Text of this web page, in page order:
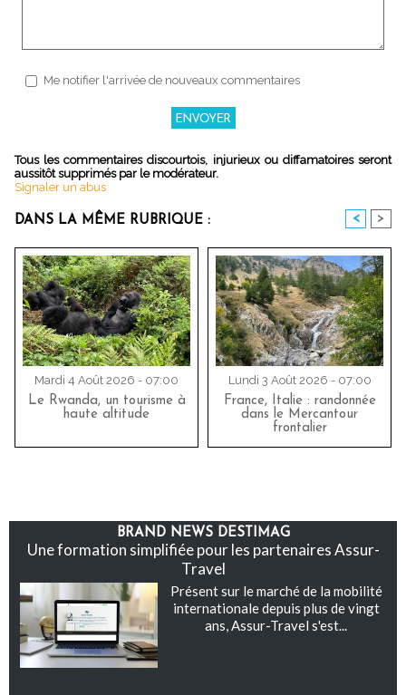
Me notifier l'arrivée de nouveaux commentaires
Tous les commentaires discourtois, injurieux ou diffamatoires seront
aussitôt supprimés par le modérateur.
Signaler un abus
DANS LA MÊME RUBRIQUE : < >
Mardi 4 Août 2026 - 07:00
Le Rwanda, un tourisme à
haute altitude
Lundi 3 Août 2026 - 07:00
France, Italie : randonnée
dans le Mercantour
frontalier
BRAND NEWS DESTIMAG
Une formation simplifiée pour les partenaires Assur-
Travel
Présent sur le marché de la mobilité
internationale depuis plus de vingt
ans, Assur-Travel s'est...